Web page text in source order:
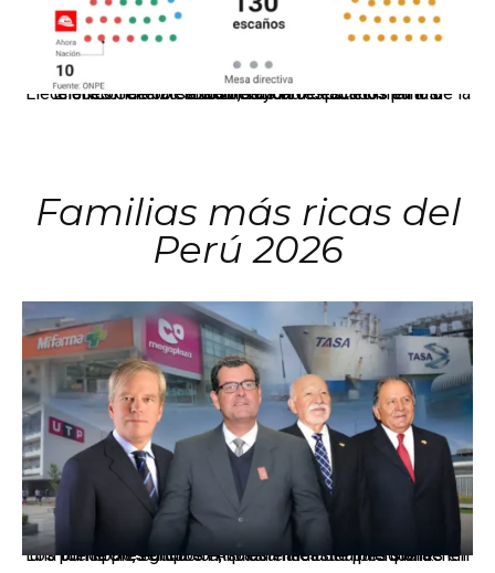
El JNE oficializó la distribución de escaños para la elección de 60 senadores y 130 diputados en las Elecciones Generales 2026, tras el restablecimiento de la Bicameralidad.
Familias más ricas del
Perú 2026
Los principales grupos empresariales del país mantienen una fuerte presencia en Áncash mediante inversiones en comercio, educación, salud e industria pesquera.